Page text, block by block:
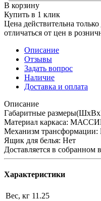
В корзину
Купить в 1 клик
Цена действительна
отличаться от цен в
Описание
Отзывы
Задать вопрос
Наличие
Доставка и оплата
Описание
Габаритные
Материал каркаса:
Механизм трансформации:
Ящик для белья: Нет
Доставляется в собранном
Характеристики
Вес, кг 11.25